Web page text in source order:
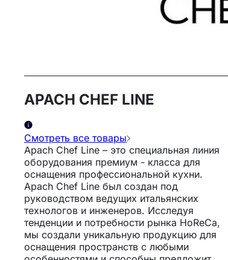
APACH CHEF LINE
Смотреть все товары
Apach Chef Line – это специальная линия
оборудования премиум - класса для
оснащения профессиональной кухни.
Apach Chef Line был создан под
руководством ведущих итальянских
технологов и инженеров. Исследуя
тенденции и потребности рынка HoReCa,
мы создали уникальную продукцию для
оснащения пространств с любыми